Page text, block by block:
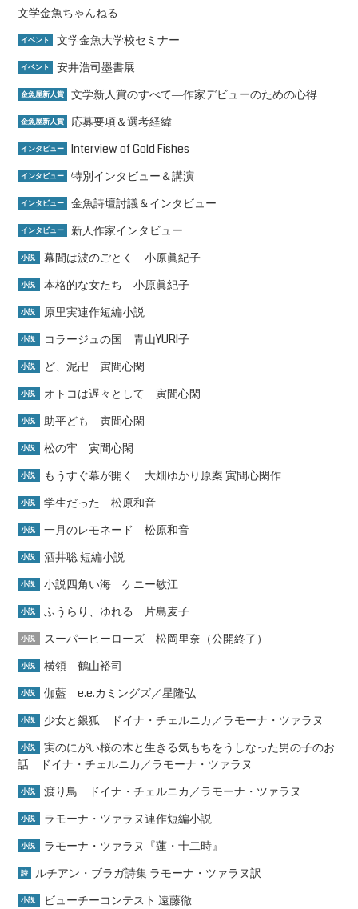
文学金魚ちゃんねる
イベント 文学金魚大学校セミナー
イベント 安井浩司墨書展
金魚屋新人賞 文学新人賞のすべて―作家デビューのための心得
金魚屋新人賞 応募要項＆選考経緯
インタビュー Interview of Gold Fishes
インタビュー 特別インタビュー＆講演
インタビュー 金魚詩壇討議＆インタビュー
インタビュー 新人作家インタビュー
小説 幕間は波のごとく 小原眞紀子
小説 本格的な女たち 小原眞紀子
小説 原里実連作短編小説
小説 コラージュの国 青山YURI子
小説 ど、泥卍 寅間心閑
小説 オトコは遅々として 寅間心閑
小説 助平ども 寅間心閑
小説 松の牢 寅間心閑
小説 もうすぐ幕が開く 大畑ゆかり原案 寅間心閑作
小説 学生だった 松原和音
小説 一月のレモネード 松原和音
小説 酒井聡 短編小説
小説 小説四角い海 ケニー敏江
小説 ふうらり、ゆれる 片島麦子
小説 スーパーヒーローズ 松岡里奈（公開終了）
小説 横領 鶴山裕司
小説 伽藍 e.e.カミングズ／星隆弘
小説 少女と銀狐 ドイナ・チェルニカ／ラモーナ・ツァラヌ
小説
実のにがい桜の木と生きる気もちをうしなった男の子のお
話 ドイナ・チェルニカ／ラモーナ・ツァラヌ
小説 渡り鳥 ドイナ・チェルニカ／ラモーナ・ツァラヌ
小説 ラモーナ・ツァラヌ連作短編小説
小説 ラモーナ・ツァラヌ『蓮・十二時』
詩 ルチアン・ブラガ詩集 ラモーナ・ツァラヌ訳
小説 ビューチーコンテスト 遠藤徹